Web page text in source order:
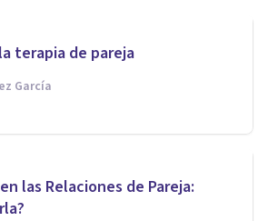
terapia de pareja
García
las Relaciones de Pareja: